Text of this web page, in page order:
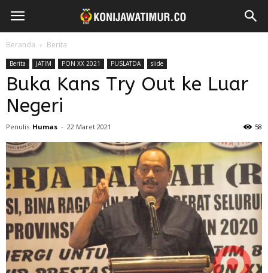
Beranda Berita
Berita JATIM PON XX 2021 PUSLATDA slide
Buka Kans Try Out ke Luar
Negeri
Penulis Humas - 22 Maret 2021 58